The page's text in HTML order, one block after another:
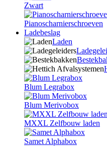
Zwart
Pianoscharnierschroeven
Ladebeslag
Laden
Blum Legrabox
Blum Merivobox
MXXL Zelfbouw laden
Samet Alphabox